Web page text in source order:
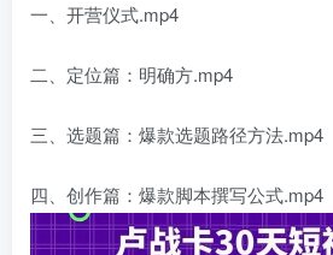
一、开营仪式.mp4
二、定位篇：明确方.mp4
三、选题篇：爆款选题路径方法.mp4
四、创作篇：爆款脚本撰写公式.mp4